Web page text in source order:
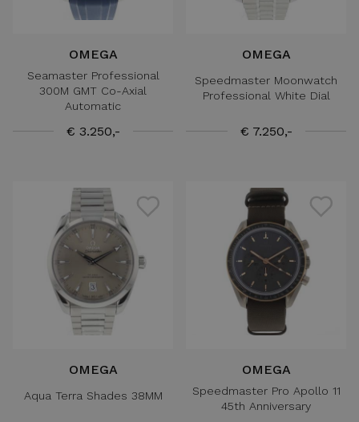
OMEGA
Seamaster Professional
300M GMT Co-Axial
Automatic
€ 3.250,-
OMEGA
Speedmaster Moonwatch
Professional White Dial
€ 7.250,-
OMEGA
Aqua Terra Shades 38MM
OMEGA
Speedmaster Pro Apollo 11
45th Anniversary